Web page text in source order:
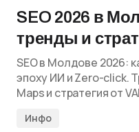
SEO 2026 в
тренды и
SEO в Молдове 2026:
эпоху ИИ и Zero-click.
Maps и стратегия от
Инфо